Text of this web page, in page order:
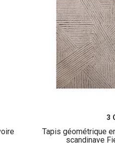
3
Tapis géométrique
scandinave